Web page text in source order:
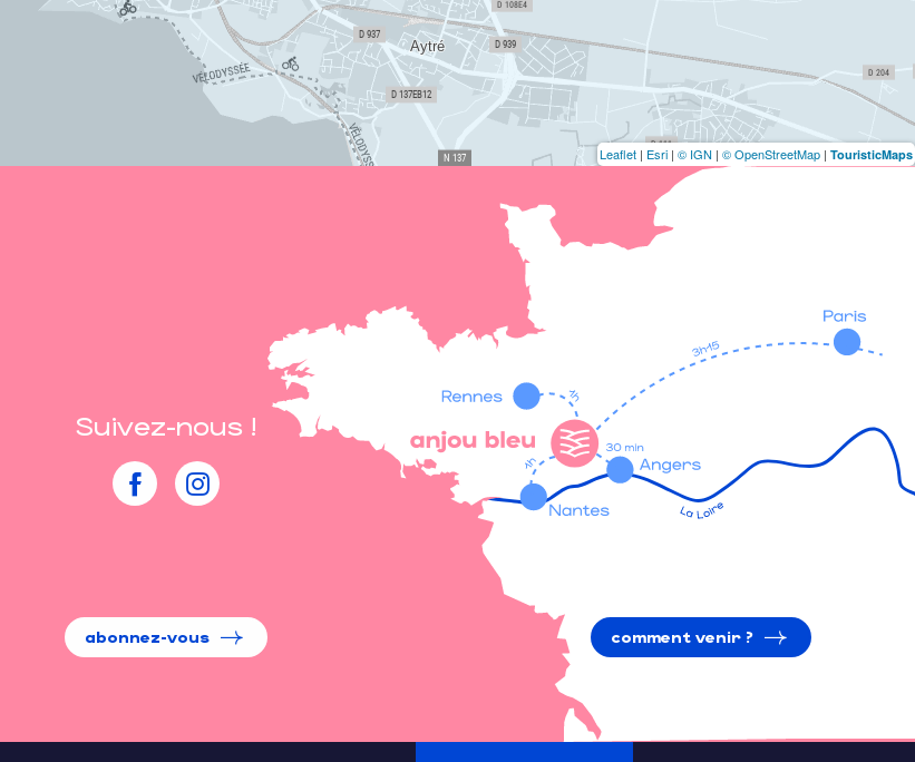
Leaflet | Esri | © IGN | © OpenStreetMap | TouristicMaps
Suivez-nous !
abonnez-vous comment venir ?